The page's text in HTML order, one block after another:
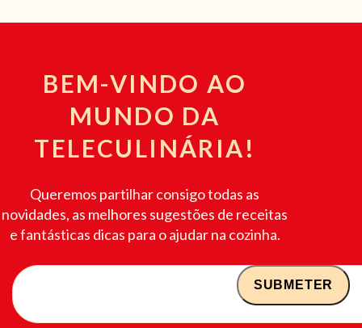
BEM-VINDO AO
MUNDO DA
TELECULINÁRIA!
Queremos partilhar consigo todas as
novidades, as melhores sugestões de receitas
e fantásticas dicas para o ajudar na cozinha.